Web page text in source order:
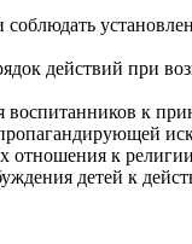
действий при
воспитанников к
к
детей к